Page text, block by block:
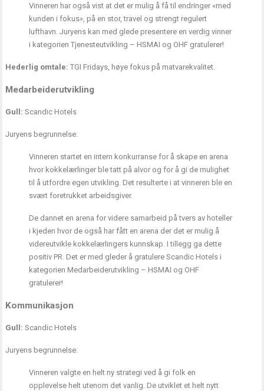
Vinneren har også vist at det er mulig å få til endringer «med
kunden i fokus», på en stor, travel og strengt regulert
lufthavn. Juryens kan med glede presentere en verdig vinner
i kategorien Tjenesteutvikling – HSMAI og OHF gratulerer!
Hederlig omtale: TGI Fridays, høye fokus på matvarekvalitet.
Medarbeiderutvikling
Gull: Scandic Hotels
Juryens begrunnelse:
Vinneren startet en intern konkurranse for å skape en arena
hvor kokkelærlinger ble tatt på alvor og for å gi de mulighet
til å utfordre egen utvikling. Det resulterte i at vinneren ble en
svært foretrukket arbeidsgiver.
De dannet en arena for videre samarbeid på tvers av hoteller
i kjeden hvor de også har fått en arena der det er mulig å
videreutvikle kokkelærlingers kunnskap. I tillegg ga dette
positiv PR. Det er med gleder å gratulere Scandic Hotels i
kategorien Medarbeiderutvikling – HSMAI og OHF
gratulerer!
Kommunikasjon
Gull: Scandic Hotels
Juryens begrunnelse:
Vinneren valgte en helt ny strategi ved å gi folk en
opplevelse helt utenom det vanlig. De utviklet et helt nytt